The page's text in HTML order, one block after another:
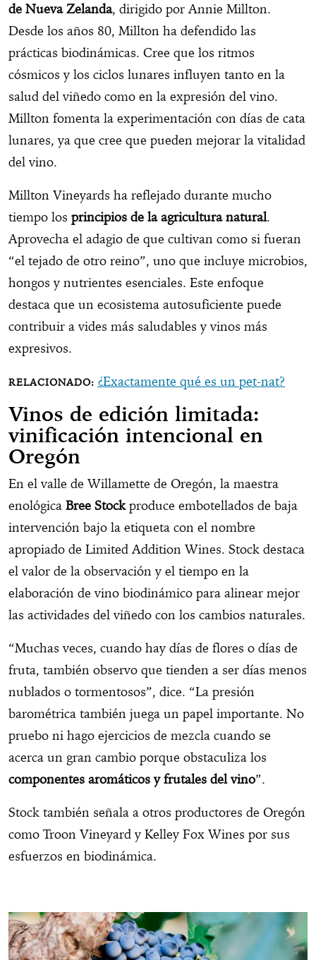
de Nueva Zelanda, dirigido por Annie Millton.
Desde los años 80, Millton ha defendido las
prácticas biodinámicas. Cree que los ritmos
cósmicos y los ciclos lunares influyen tanto en la
salud del viñedo como en la expresión del vino.
Millton fomenta la experimentación con días de cata
lunares, ya que cree que pueden mejorar la vitalidad
del vino.
Millton Vineyards ha reflejado durante mucho
tiempo los principios de la agricultura natural.
Aprovecha el adagio de que cultivan como si fueran
“el tejado de otro reino”, uno que incluye microbios,
hongos y nutrientes esenciales. Este enfoque
destaca que un ecosistema autosuficiente puede
contribuir a vides más saludables y vinos más
expresivos.
¿Exactamente qué es un pet-nat?
Vinos de edición limitada:
vinificación intencional en
Oregón
En el valle de Willamette de Oregón, la maestra
enológica Bree Stockproduce embotellados de baja
intervención bajo la etiqueta con el nombre
apropiado de Limited Addition Wines. Stock destaca
el valor de la observación y el tiempo en la
elaboración de vino biodinámico para alinear mejor
las actividades del viñedo con los cambios naturales.
“Muchas veces, cuando hay días de flores o días de
fruta, también observo que tienden a ser días menos
nublados o tormentosos”, dice. “La presión
barométrica también juega un papel importante. No
pruebo ni hago ejercicios de mezcla cuando se
acerca un gran cambio porque obstaculiza los
componentes aromáticos y frutales del vino”.
Stock también señala a otros productores de Oregón
como Troon Vineyard y Kelley Fox Wines por sus
esfuerzos en biodinámica.